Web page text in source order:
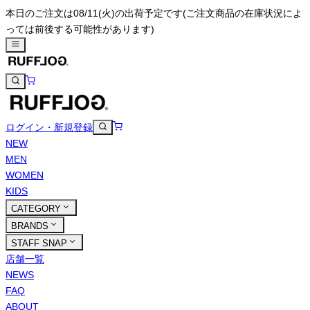
本日のご注文は08/11(火)の出荷予定です(ご注文商品の在庫状況によ
っては前後する可能性があります)
ログイン・新規登録
NEW
MEN
WOMEN
KIDS
CATEGORY
BRANDS
STAFF SNAP
店舗一覧
NEWS
FAQ
ABOUT